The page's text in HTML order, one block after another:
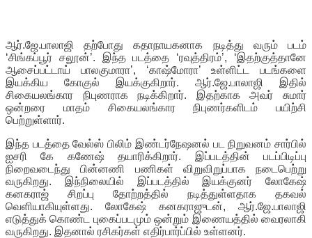
ஆர்.ஜே.பாலாஜி தற்போது கதாநாயகனாக நடித்து வரும் படம்
‘சிங்கப்பூர் சலூன்’. இந்த படத்தை ‘ரவுத்திரம்’, ‘இதற்குத்தானே
ஆசைப்பட்டாய் பாலகுமாரா’, ‘காஷ்மோரா’ உள்ளிட்ட படங்களை
இயக்கிய கோகுல் இயக்குகிறார். ஆர்.ஜே.பாலாஜி இதில்
சிகையலங்கார நிபுணராக நடிக்கிறார். இதற்காக அவர் சுமார்
ஒன்றரை மாதம் சிகையலங்கார நிபுணர்களிடம் பயிற்சி
பெற்றுள்ளார்.
இந்த படத்தை வேல்ஸ் பிலிம் இண்டர்நேஷனல் பட நிறுவனம் சார்பில்
ஐசரி கே கணேஷ் தயாரிக்கிறார். இப்படத்தின் படப்பிடிப்பு
நிறைவடைந்து பின்னணி பணிகள் விறுவிறுப்பாக நடைபெற்று
வருகிறது. இந்நிலையில் இப்படத்தில் இயக்குனர் லோகேஷ்
கனகராஜ் சிறப்பு தோற்றத்தில் நடித்துள்ளதாக தகவல்
வெளியாகியுள்ளது. லோகேஷ் கனகராஜுடன், ஆர்.ஜே.பாலாஜி
எடுத்துக் கொண்ட புகைப்படமும் ஒன்றும் இணையத்தில் வைரலாகி
வருகிறது. இதனால் ரசிகர்கள் எதிர்பார்ப்பில் உள்ளனர்.